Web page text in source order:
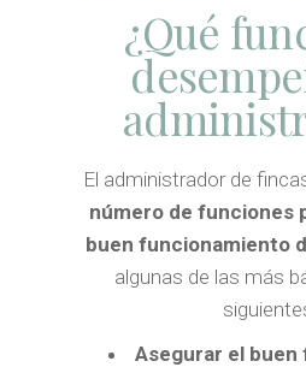
¿Qué
El administrador de
número de funciones
buen funcionamiento
algunas de las más
Asegurar el